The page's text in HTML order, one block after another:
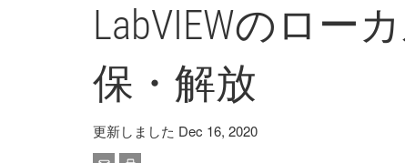
LabVIEWのロー
保・解放
更新しました Dec 16, 2020